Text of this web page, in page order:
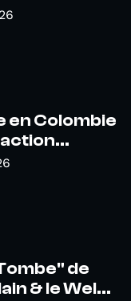
en Colombie
de
& le Wel...